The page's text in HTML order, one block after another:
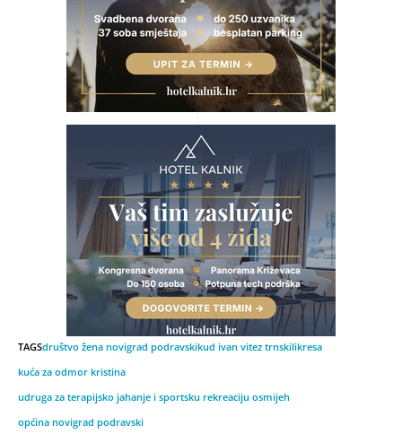
TAGSdruštvo žena novigrad podravskikud ivan vitez trnskilikresa
kuća za odmor kristina
udruga za terapijsko jahanje i sportsku rekreaciju osmijeh
općina novigrad podravski